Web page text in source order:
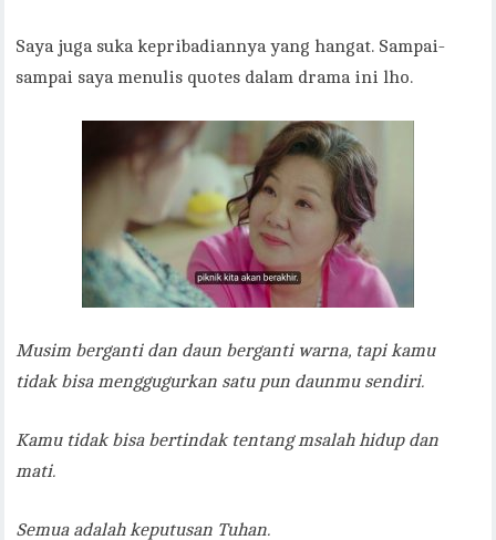
Saya juga suka kepribadiannya yang hangat. Sampai-
sampai saya menulis quotes dalam drama ini lho.
Musim berganti dan daun berganti warna, tapi kamu
tidak bisa menggugurkan satu pun daunmu sendiri.
Kamu tidak bisa bertindak tentang msalah hidup dan
mati.
Semua adalah keputusan Tuhan.